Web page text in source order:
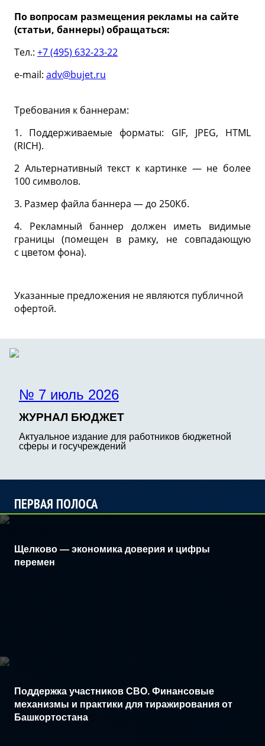
По вопросам размещения рекламы на сайте
(статьи, баннеры) обращаться:
Тел.: +7 (495) 632-23-22
e-mail: adv@bujet.ru
Требования к баннерам:
1. Поддерживаемые форматы: GIF, JPEG, HTML
(RICH).
2 Альтернативный текст к картинке — не более
100 символов.
3. Размер файла баннера — до 250Кб.
4. Рекламный баннер должен иметь видимые
границы (помещен в рамку, не совпадающую
с цветом фона).
Указанные предложения не являются публичной
офертой.
№ 7 июль 2026
ЖУРНАЛ БЮДЖЕТ
Актуальное издание для работников бюджетной
сферы и госучреждений
ПЕРВАЯ ПОЛОСА
Щелково — экономика доверия и цифры
перемен
Поддержка участников СВО. Финансовые
механизмы и практики для тиражирования от
Башкортостана